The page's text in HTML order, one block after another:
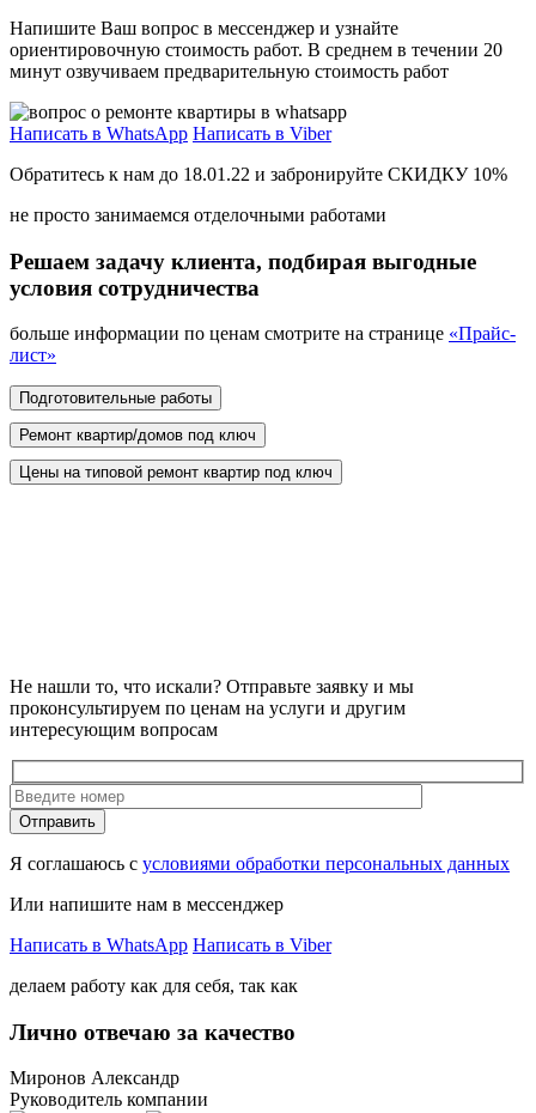
Напишите Ваш вопрос в мессенджер и узнайте
ориентировочную стоимость работ. В среднем в течении 20
минут озвучиваем предварительную стоимость работ
Написать в WhatsApp Написать в Viber
Обратитесь к нам до 18.01.22 и забронируйте СКИДКУ 10%
не просто занимаемся отделочными работами
Решаем задачу клиента, подбирая выгодные
условия сотрудничества
больше информации по ценам смотрите на странице «Прайс-
лист»
Подготовительные работы
Ремонт квартир/домов под ключ
Цены на типовой ремонт квартир под ключ
Не нашли то, что искали? Отправьте заявку и мы
проконсультируем по ценам на услуги и другим
интересующим вопросам
Отправить
Я соглашаюсь с условиями обработки персональных данных
Или напишите нам в мессенджер
Написать в WhatsApp Написать в Viber
делаем работу как для себя, так как
Лично отвечаю за качество
Миронов Александр
Руководитель компании